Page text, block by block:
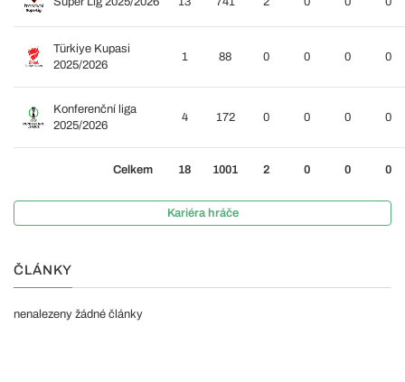
Türkiye Kupasi
2025/2026
1 88 0 0 0 0
Konferenční liga
2025/2026
4 172 0 0 0 0
Celkem 18 1001 2 0 0 0
Kariéra hráče
ČLÁNKY
nenalezeny žádné články